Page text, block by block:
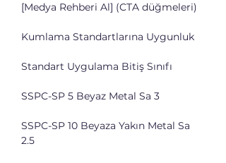
[Medya Rehberi Al] (CTA düğmeleri)
Kumlama Standartlarına Uygunluk
Standart Uygulama Bitiş Sınıfı
SSPC-SP 5 Beyaz Metal Sa 3
SSPC-SP 10 Beyaza Yakın Metal Sa
2.5